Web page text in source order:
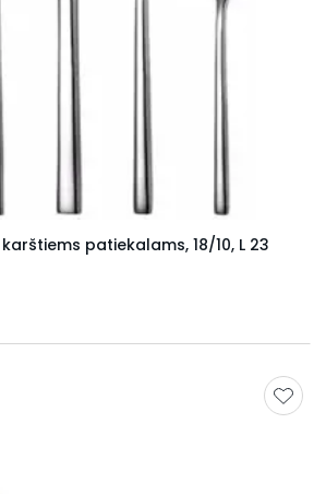
karštiems patiekalams, 18/10, L 23